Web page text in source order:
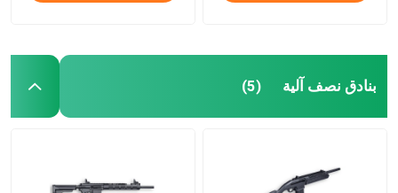
بنادق نصف آلية (5)